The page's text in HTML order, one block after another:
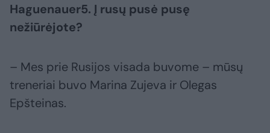
Haguenauer5. Į rusų pusė pusę
nežiūrėjote?
– Mes prie Rusijos visada buvome – mūsų
treneriai buvo Marina Zujeva ir Olegas
Epšteinas.